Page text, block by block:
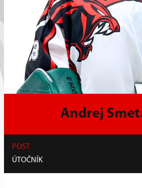
Andrej
POST
ÚTOČNÍK